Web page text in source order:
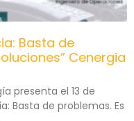
Basta de
Cenergia
presenta el 13 de
Basta de problemas. Es